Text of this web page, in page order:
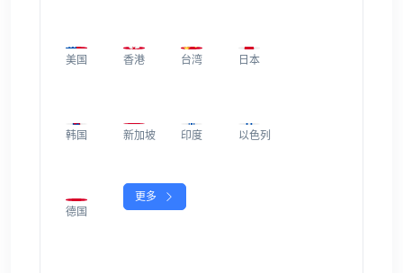
美国 香港 台湾 日本
韩国 新加坡 印度 以色列
德国
更多